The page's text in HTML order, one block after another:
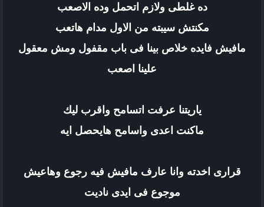
ده غلطى ولازم اتحمل وده الاصعب
مكنتش سيبته من الاول مدام هاتعب
مافيش فايده خلاص بينا فى باب مقفول ومش معقول
علينا اصعب
ياريتنا عرفت اتسامح واقرب ليك
ماكنت اعدى واسامح هايحصل ايه
قرارى اخدته وانا عارف مافيش فيه رجوع وهاعيش
موجوع فى ايدى ناديت